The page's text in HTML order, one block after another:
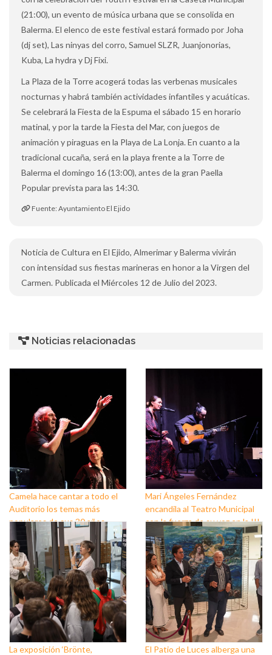
(21:00), un evento de música urbana que se consolida en
Balerma. El elenco de este festival estará formado por Joha
(dj set), Las ninyas del corro, Samuel SLZR, Juanjonorias,
Kuba, La hydra y Dj Fixi.
La Plaza de la Torre acogerá todas las verbenas musicales
nocturnas y habrá también actividades infantiles y acuáticas.
Se celebrará la Fiesta de la Espuma el sábado 15 en horario
matinal, y por la tarde la Fiesta del Mar, con juegos de
animación y piraguas en la Playa de La Lonja. En cuanto a la
tradicional cucaña, será en la playa frente a la Torre de
Balerma el domingo 16 (13:00), antes de la gran Paella
Popular prevista para las 14:30.
Fuente: Ayuntamiento El Ejido
Noticia de Cultura en El Ejido, Almerimar y Balerma vivirán
con intensidad sus fiestas marineras en honor a la Virgen del
Carmen. Publicada el Miércoles 12 de Julio del 2023.
Noticias relacionadas
Camela hace cantar a todo el
Auditorio los temas más
populares de sus 30 años
sobre los escenarios
Mari Ángeles Fernández
encandila al Teatro Municipal
con la fuerza de su voz en la III
Semana del Flamenco
La exposición ‘Brönte,
El Patio de Luces alberga una